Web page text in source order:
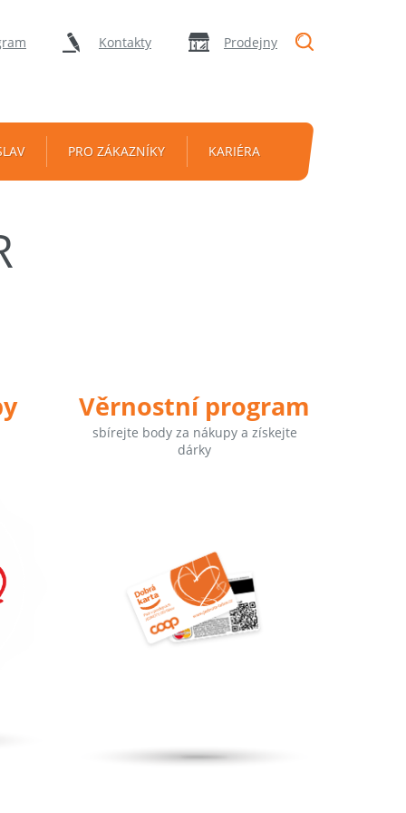
Kontakty Prodejny
PRO ZÁKAZNÍKY KARIÉRA
Věrnostní program
sbírejte body za nákupy a získejte
dárky